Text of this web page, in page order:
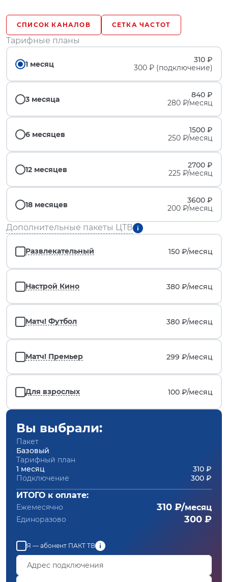
СПИСОК КАНАЛОВ СЕТКА ЧАСТОТ
Тарифные планы
1 месяц
310 ₽
300 ₽ (подключение)
3 месяца
840 ₽
280 ₽/месяц
6 месяцев
1500 ₽
250 ₽/месяц
12 месяцев
2700 ₽
225 ₽/месяц
18 месяцев
3600 ₽
200 ₽/месяц
Дополнительные пакеты ЦТВ
Развлекательный 150 ₽/месяц
Настрой Кино 380 ₽/месяц
Матч! Футбол 380 ₽/месяц
Матч! Премьер 299 ₽/месяц
Для взрослых 100 ₽/месяц
Вы выбрали:
Пакет
Базовый
Тарифный план
1 месяц
310 ₽
Подключение
300 ₽
ИТОГО к оплате:
Ежемесячно 310 ₽/месяц
Единоразово 300 ₽
Я — абонент ПАКТ ТВ